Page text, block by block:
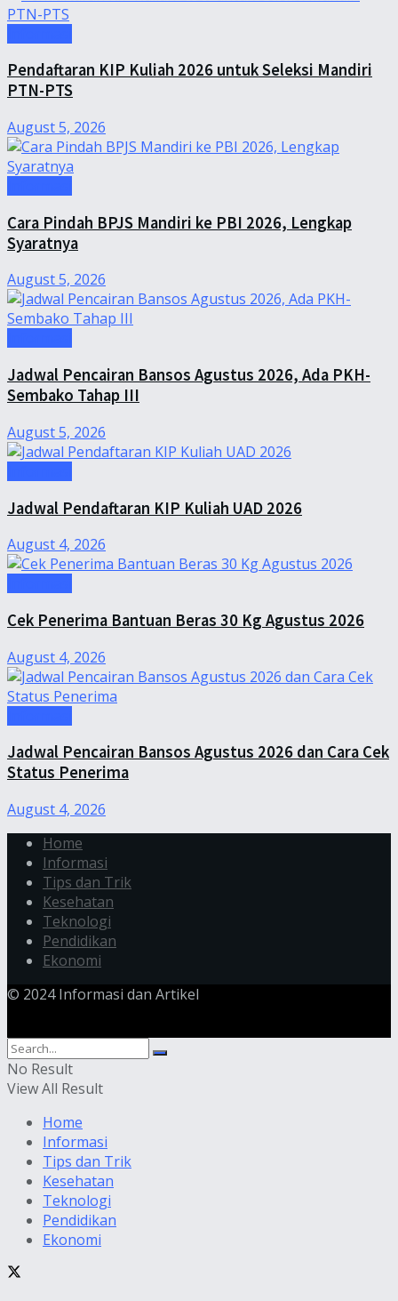
Pendaftaran KIP Kuliah 2026 untuk Seleksi Mandiri
PTN-PTS
August 5, 2026
Cara Pindah BPJS Mandiri ke PBI 2026, Lengkap
Syaratnya
August 5, 2026
Jadwal Pencairan Bansos Agustus 2026, Ada PKH-
Sembako Tahap III
August 5, 2026
Jadwal Pendaftaran KIP Kuliah UAD 2026
August 4, 2026
Cek Penerima Bantuan Beras 30 Kg Agustus 2026
August 4, 2026
Jadwal Pencairan Bansos Agustus 2026 dan Cara Cek
Status Penerima
August 4, 2026
Home
Informasi
Tips dan Trik
Kesehatan
Teknologi
Pendidikan
Ekonomi
© 2024 Informasi dan Artikel
No Result
View All Result
Home
Informasi
Tips dan Trik
Kesehatan
Teknologi
Pendidikan
Ekonomi